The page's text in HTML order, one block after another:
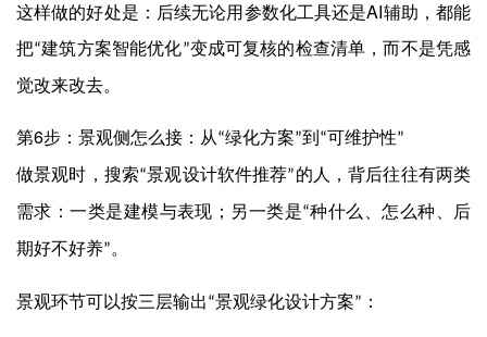
这样做的好处是：后续无论用参数化工具还是AI辅助，都能
把“建筑方案智能优化”变成可复核的检查清单，而不是凭感
觉改来改去。
第6步：景观侧怎么接：从“绿化方案”到 “可维护性”
做景观时，搜索“景观设计软件推荐”的人，背后往往有两类
需求：一类是建模与表现；另一类是“种什么、怎么种、后
期好不好养”。
景观环节可以按三层输出“景观绿化设计方案” ：